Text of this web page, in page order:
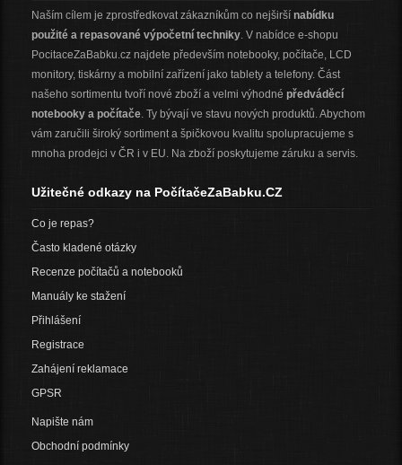
Naším cílem je zprostředkovat zákazníkům co nejširší nabídku
použité a repasované výpočetní techniky. V nabídce e-shopu
PocitaceZaBabku.cz najdete především notebooky, počítače, LCD
monitory, tiskárny a mobilní zařízení jako tablety a telefony. Část
našeho sortimentu tvoří nové zboží a velmi výhodné předváděcí
notebooky a počítače. Ty bývají ve stavu nových produktů. Abychom
vám zaručili široký sortiment a špičkovou kvalitu spolupracujeme s
mnoha prodejci v ČR i v EU. Na zboží poskytujeme záruku a servis.
Užitečné odkazy na PočítačeZaBabku.CZ
Co je repas?
Často kladené otázky
Recenze počítačů a notebooků
Manuály ke stažení
Přihlášení
Registrace
Zahájení reklamace
GPSR
Napište nám
Obchodní podmínky